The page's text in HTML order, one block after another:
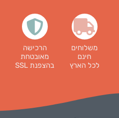
משלוחים
חינם
לכל הארץ
הרכישה
מאובטחת
בהצפנת SSL